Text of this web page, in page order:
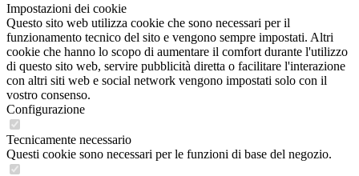
Impostazioni dei cookie
Questo sito web utilizza cookie che sono necessari per il
funzionamento tecnico del sito e vengono sempre impostati. Altri
cookie che hanno lo scopo di aumentare il comfort durante l'utilizzo
di questo sito web, servire pubblicità diretta o facilitare l'interazione
con altri siti web e social network vengono impostati solo con il
vostro consenso.
Configurazione
Tecnicamente necessario
Questi cookie sono necessari per le funzioni di base del negozio.